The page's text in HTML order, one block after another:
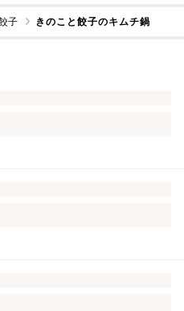
子 きのこと餃子のキムチ鍋